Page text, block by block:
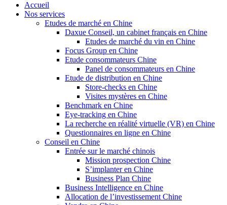
Accueil
Nos services
Etudes de marché en Chine
Daxue Conseil, un cabinet français en Chine
Etudes de marché du vin en Chine
Focus Group en Chine
Etude consommateurs Chine
Panel de consommateurs en Chine
Etude de distribution en Chine
Store-checks en Chine
Visites mystères en Chine
Benchmark en Chine
Eye-tracking en Chine
La recherche en réalité virtuelle (VR) en Chine
Questionnaires en ligne en Chine
Conseil en Chine
Entrée sur le marché chinois
Mission prospection Chine
S’implanter en Chine
Business Plan Chine
Business Intelligence en Chine
Allocation de l’investissement Chine